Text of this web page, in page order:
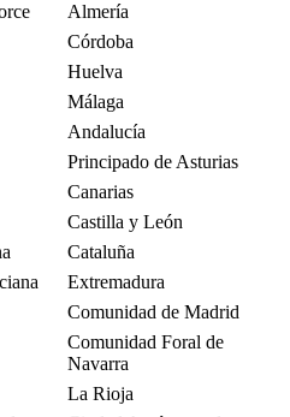
Almería
Córdoba
Huelva
Málaga
Andalucía
Principado de Asturias
Canarias
Castilla y León
Cataluña
Extremadura
Comunidad de Madrid
Comunidad Foral de
Navarra
La Rioja